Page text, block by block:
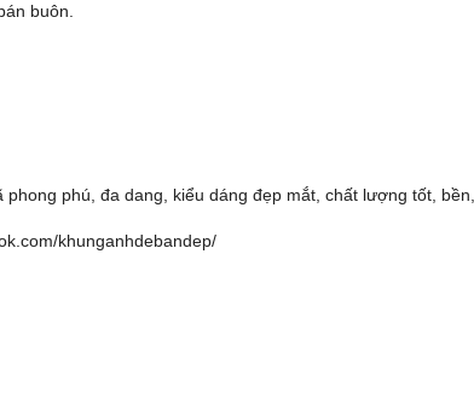
buôn.
phú, đa dang, kiểu dáng đẹp mắt, chất lượng tốt,
khunganhdebandep/